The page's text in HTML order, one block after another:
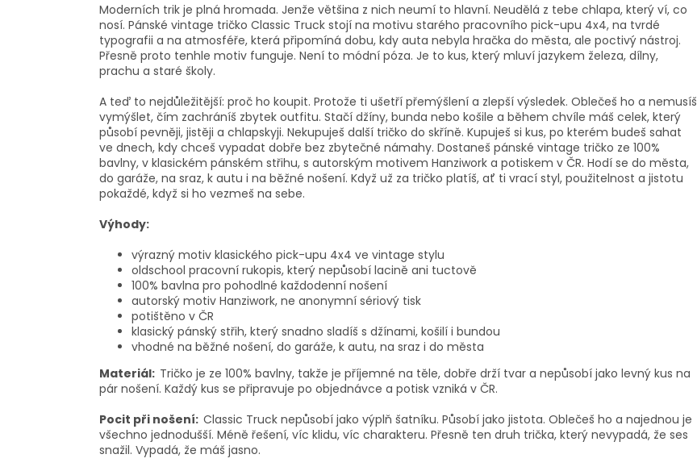
Moderních trik je plná hromada. Jenže většina z nich neumí to hlavní. Neudělá z tebe chlapa, který ví, co
nosí. Pánské vintage tričko Classic Truck stojí na motivu starého pracovního pick-upu 4x4, na tvrdé
typografii a na atmosféře, která připomíná dobu, kdy auta nebyla hračka do města, ale poctivý nástroj.
Přesně proto tenhle motiv funguje. Není to módní póza. Je to kus, který mluví jazykem železa, dílny,
prachu a staré školy.
A teď to nejdůležitější: proč ho koupit. Protože ti ušetří přemýšlení a zlepší výsledek. Oblečeš ho a nemusíš
vymýšlet, čím zachráníš zbytek outfitu. Stačí džíny, bunda nebo košile a během chvíle máš celek, který
působí pevněji, jistěji a chlapskyji. Nekupuješ další tričko do skříně. Kupuješ si kus, po kterém budeš sahat
ve dnech, kdy chceš vypadat dobře bez zbytečné námahy. Dostaneš pánské vintage tričko ze 100%
bavlny, v klasickém pánském střihu, s autorským motivem Hanziwork a potiskem v ČR. Hodí se do města,
do garáže, na sraz, k autu i na běžné nošení. Když už za tričko platíš, ať ti vrací styl, použitelnost a jistotu
pokaždé, když si ho vezmeš na sebe.
Výhody:
výrazný motiv klasického pick-upu 4x4 ve vintage stylu
oldschool pracovní rukopis, který nepůsobí lacině ani tuctově
100% bavlna pro pohodlné každodenní nošení
autorský motiv Hanziwork, ne anonymní sériový tisk
potištěno v ČR
klasický pánský střih, který snadno sladíš s džínami, košilí i bundou
vhodné na běžné nošení, do garáže, k autu, na sraz i do města
Materiál: Tričko je ze 100% bavlny, takže je příjemné na těle, dobře drží tvar a nepůsobí jako levný kus na
pár nošení. Každý kus se připravuje po objednávce a potisk vzniká v ČR.
Pocit při nošení: Classic Truck nepůsobí jako výplň šatníku. Působí jako jistota. Oblečeš ho a najednou je
všechno jednodušší. Méně řešení, víc klidu, víc charakteru. Přesně ten druh trička, který nevypadá, že ses
snažil. Vypadá, že máš jasno.